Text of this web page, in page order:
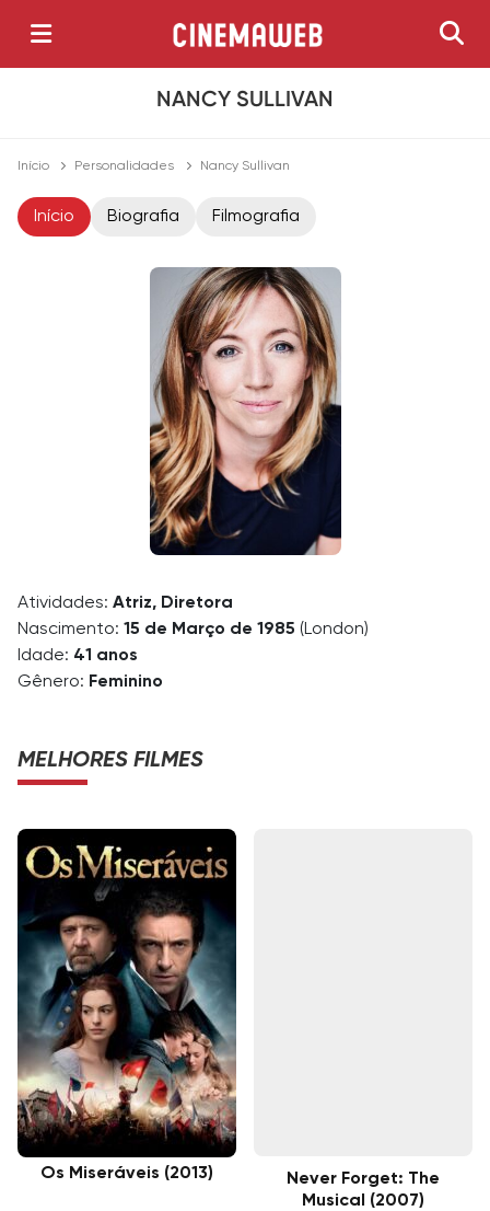
NANCY SULLIVAN
Início Personalidades Nancy Sullivan
Início Biografia Filmografia
Atividades: Atriz, Diretora
Nascimento: 15 de Março de 1985 (London)
Idade: 41 anos
Gênero: Feminino
MELHORES FILMES
Os Miseráveis (2013)
Never Forget: The
Musical (2007)